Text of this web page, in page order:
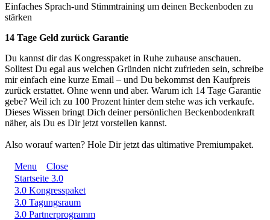
Einfaches Sprach-und Stimmtraining um deinen Beckenboden zu
stärken
14 Tage Geld zurück Garantie
Du kannst dir das Kongresspaket in Ruhe zuhause anschauen.
Solltest Du egal aus welchen Gründen nicht zufrieden sein, schreibe
mir einfach eine kurze Email – und Du bekommst den Kaufpreis
zurück erstattet. Ohne wenn und aber. Warum ich 14 Tage Garantie
gebe? Weil ich zu 100 Prozent hinter dem stehe was ich verkaufe.
Dieses Wissen bringt Dich deiner persönlichen Beckenbodenkraft
näher, als Du es Dir jetzt vorstellen kannst.
Also worauf warten? Hole Dir jetzt das ultimative Premiumpaket.
Menu
Close
Startseite 3.0
3.0 Kongresspaket
3.0 Tagungsraum
3.0 Partnerprogramm